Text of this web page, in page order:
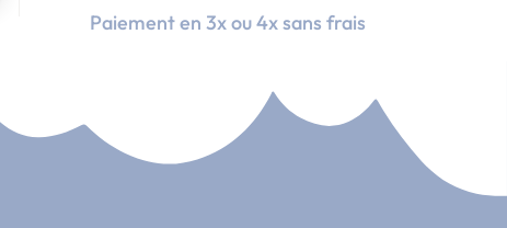
Paiement en 3x ou 4x sans frais